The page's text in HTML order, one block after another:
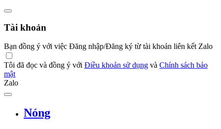
Tài khoản
Bạn đồng ý với việc Đăng nhập/Đăng ký từ tài khoản liên kết Zalo
Tôi đã đọc và đồng ý với Điều khoản sử dụng và Chính sách bảo
mật
Zalo
Nóng